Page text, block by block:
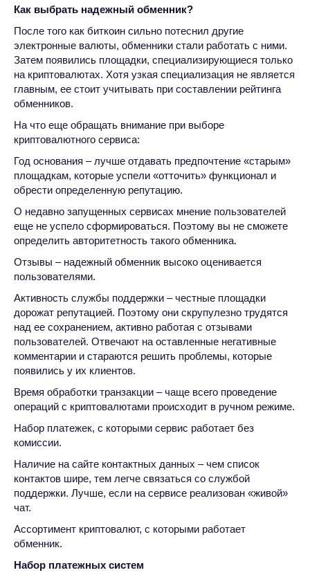
Как выбрать надежный обменник?
После того как биткоин сильно потеснил другие
электронные валюты, обменники стали работать с ними.
Затем появились площадки, специализирующиеся только
на криптовалютах. Хотя узкая специализация не является
главным, ее стоит учитывать при составлении рейтинга
обменников.
На что еще обращать внимание при выборе
криптовалютного сервиса:
Год основания – лучше отдавать предпочтение «старым»
площадкам, которые успели «отточить» функционал и
обрести определенную репутацию.
О недавно запущенных сервисах мнение пользователей
еще не успело сформироваться. Поэтому вы не сможете
определить авторитетность такого обменника.
Отзывы – надежный обменник высоко оценивается
пользователями.
Активность службы поддержки – честные площадки
дорожат репутацией. Поэтому они скрупулезно трудятся
над ее сохранением, активно работая с отзывами
пользователей. Отвечают на оставленные негативные
комментарии и стараются решить проблемы, которые
появились у их клиентов.
Время обработки транзакции – чаще всего проведение
операций с криптовалютами происходит в ручном режиме.
Набор платежек, с которыми сервис работает без
комиссии.
Наличие на сайте контактных данных – чем список
контактов шире, тем легче связаться со службой
поддержки. Лучше, если на сервисе реализован «живой»
чат.
Ассортимент криптовалют, с которыми работает
обменник.
Набор платежных систем